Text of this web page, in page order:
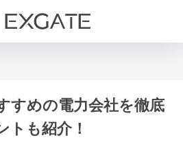
すめの電力会社を徹底
トも紹介！